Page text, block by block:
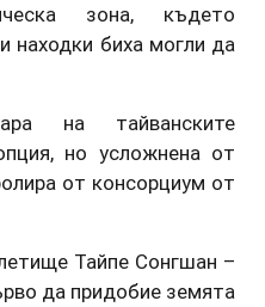
зона, където
находки биха могли да
на тайванските
но усложнена от
от консорциум от
Тайпе Сонгшан –
да придобие земята